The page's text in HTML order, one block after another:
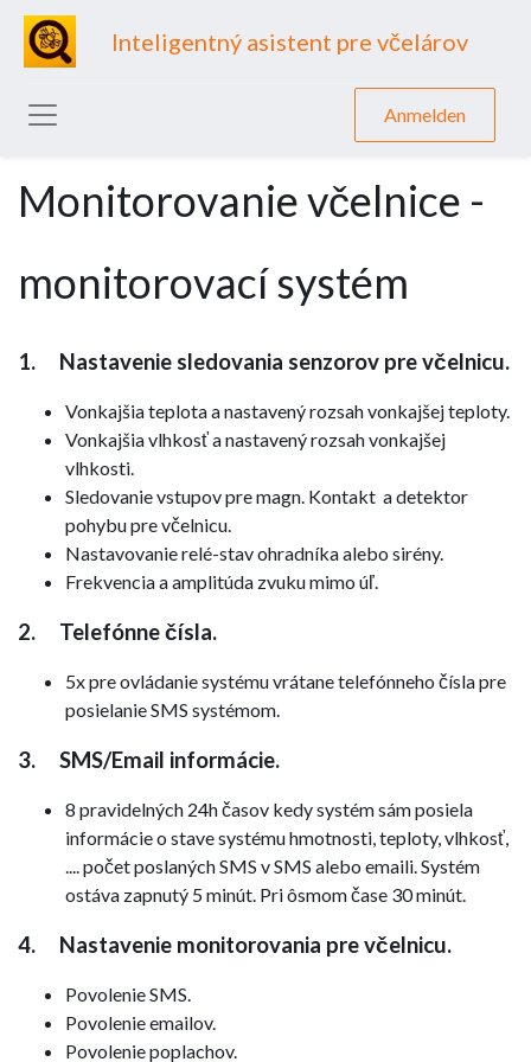
Inteligentný asistent pre včelárov
Anmelden
Monitorovanie včelnice -
monitorovací systém
1. Nastavenie sledovania senzorov pre včelnicu.
Vonkajšia teplota a nastavený rozsah vonkajšej teploty.
Vonkajšia vlhkosť a nastavený rozsah vonkajšej
vlhkosti.
Sledovanie vstupov pre magn. Kontakt a detektor
pohybu pre včelnicu.
Nastavovanie relé-stav ohradníka alebo sirény.
Frekvencia a amplitúda zvuku mimo úľ.
2. Telefónne čísla.
5x pre ovládanie systému vrátane telefónneho čísla pre
posielanie SMS systémom.
3. SMS/Email informácie.
8 pravidelných 24h časov kedy systém sám posiela
informácie o stave systému hmotnosti, teploty, vlhkosť,
.... počet poslaných SMS v SMS alebo emaili. Systém
ostáva zapnutý 5 minút. Pri ôsmom čase 30 minút.
4. Nastavenie monitorovania pre včelnicu.
Povolenie SMS.
Povolenie emailov.
Povolenie poplachov.